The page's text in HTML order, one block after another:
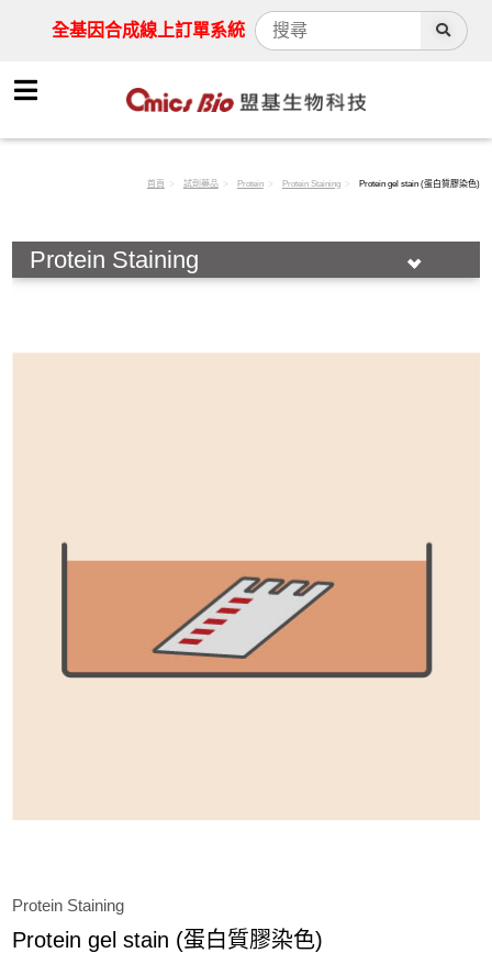
全基因合成線上訂單系統
首頁 試劑藥品 Protein Protein Staining Protein gel stain (蛋白質膠染色)
Protein Staining
Antibody
Protein Purification & Isolation
Protein Staining
Protein gel stain (蛋白質膠染色)